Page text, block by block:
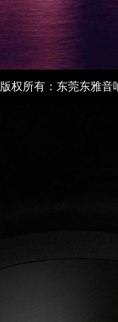
版权所有：东莞东雅音